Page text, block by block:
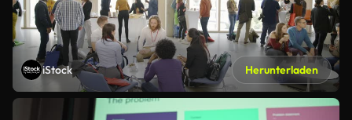
iStock Herunterladen